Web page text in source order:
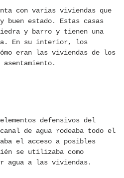
con varias viviendas que
buen estado. Estas casas
y barro y tienen una
En su interior, los
eran las viviendas de los
defensivos del
de agua rodeaba todo el
el acceso a posibles
se utilizaba como
agua a las viviendas.